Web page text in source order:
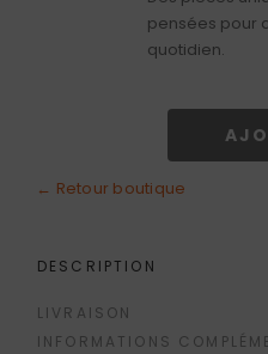
pensées pour
quotidien.
de
← Retour boutique
DESCRIPTION
LIVRAISON
INFORMATIONS